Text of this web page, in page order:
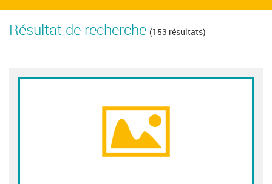
Résultat de recherche (153 résultats)